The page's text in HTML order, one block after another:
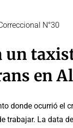
N°30
en
donde ocurrió el
trabajar. La data